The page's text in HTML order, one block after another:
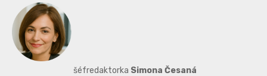
šéfredaktorka Simona Česaná